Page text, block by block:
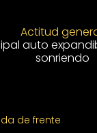
Actitud
auto
sonriendo
de frente